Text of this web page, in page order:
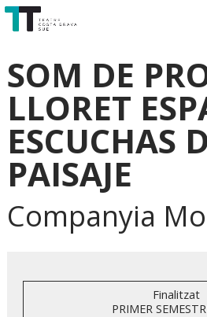
SOM DE
LLORET
ESCUCHAS
PAISAJE
Companyia
Finalitzat
PRIMER